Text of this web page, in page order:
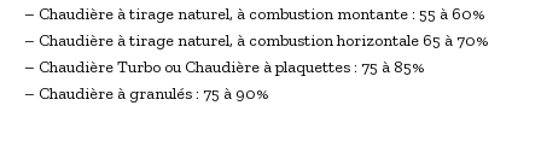
– Chaudière à tirage naturel, à combustion montante : 55 à 60%
– Chaudière à tirage naturel, à combustion horizontale 65 à 70%
– Chaudière Turbo ou Chaudière à plaquettes : 75 à 85%
– Chaudière à granulés : 75 à 90%